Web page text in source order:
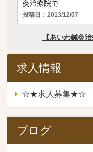
求人情報
☆★求人募集★☆
ブログ